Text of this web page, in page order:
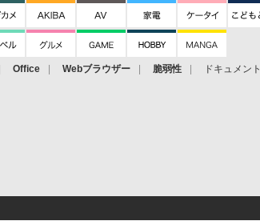
Office Webブラウザー 脆弱性 ドキュメント